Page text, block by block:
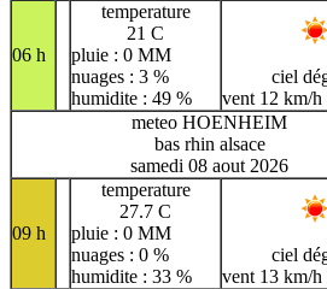
06 h
temperature
21 C
pluie : 0 MM
nuages : 3 %
humidite : 49 %
ciel
vent 12 km/
meteo HOENHEIM
bas rhin alsace
samedi 08 aout 2026
09 h
temperature
27.7 C
pluie : 0 MM
nuages : 0 %
humidite : 33 %
ciel
vent 13 km/